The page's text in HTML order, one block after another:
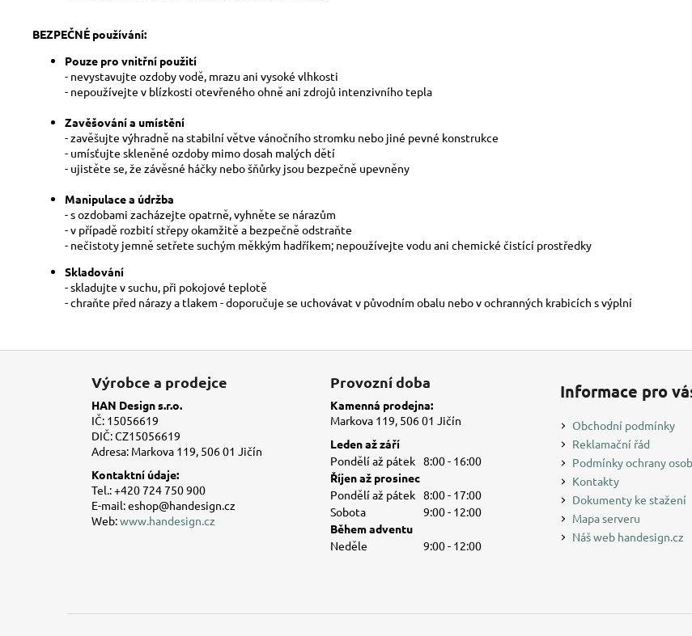
BEZPEČNÉ používání:
Pouze pro vnitřní použití
- nevystavujte ozdoby vodě, mrazu ani vysoké vlhkosti
- nepoužívejte v blízkosti otevřeného ohně ani zdrojů intenzivního tepla
Zavěšování a umístění
- zavěšujte výhradně na stabilní větve vánočního stromku nebo jiné pevné konstrukce
- umísťujte skleněné ozdoby mimo dosah malých dětí
- ujistěte se, že závěsné háčky nebo šňůrky jsou bezpečně upevněny
Manipulace a údržba
- s ozdobami zacházejte opatrně, vyhněte se nárazům
- v případě rozbití střepy okamžitě a bezpečně odstraňte
- nečistoty jemně setřete suchým měkkým hadříkem; nepoužívejte vodu ani chemické čistící prostředky
Skladování
- skladujte v suchu, při pokojové teplotě
- chraňte před nárazy a tlakem - doporučuje se uchovávat v původním obalu nebo v ochranných krabicích s výplní
Výrobce a prodejce
HAN Design s.r.o.
IČ: 15056619
DIČ: CZ15056619
Adresa: Markova 119, 506 01 Jičín
Kontaktní údaje:
Tel.: +420 724 750 900
E-mail: eshop@handesign.cz
Web:www.handesign.cz
Provozní doba
Kamenná prodejna:
Markova 119, 506 01 Jičín
Leden až září
Pondělí až pátek 8:00 - 16:00
Říjen až prosinec
Pondělí až pátek 8:00 - 17:00
Sobota
9:00 - 12:00
Během adventu
Neděle
9:00 - 12:00
Informace pro
Obchodní podmínky
Reklamační řád
Podmínky ochrany
Kontakty
Dokumenty ke stažení
Mapa serveru
Náš web handesign.cz